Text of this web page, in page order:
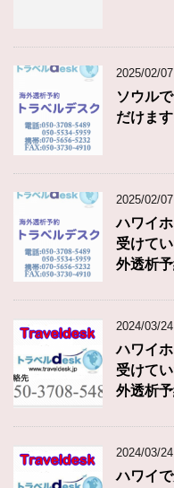
2025/02/07
ソウル
だけま
2025/02/07
ハワイ
受けて
外透析
2024/03/24
ハワイ
受けて
外透析
2024/03/24
ハワイ